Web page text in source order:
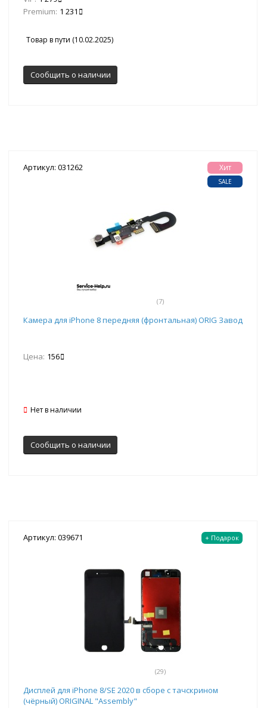
Premium: 1 231
Товар в пути (10.02.2025)
Сообщить о наличии
Артикул: 031262
(7)
Хит
SALE
Камера для iPhone 8 передняя (фронтальная) ORIG Завод
Цена: 156
Нет в наличии
Сообщить о наличии
Артикул: 039671
(29)
+ Подарок
Дисплей для iPhone 8/SE 2020 в сборе с тачскрином
(чёрный) ORIGINAL "Assembly"